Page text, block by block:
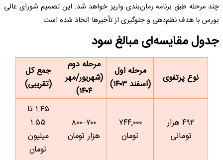
چند مرحله طبق برنامه زمان‌بندی واریز خواهد شد. این تصمیم شورای عالی
بورس با هدف نظم‌دهی و جلوگیری از تأخیرها اتخاذ شده است.
جدول مقایسه‌ای مبالغ سود
نوع پرتفوی
مرحله اول
(اسفند ۱۴۰۳)
مرحله دوم
(شهریور/مهر
۱۴۰۴)
جمع کل
(تقریبی)
۴۹۲ هزار
تومانی
۷۴۴,۰۰۰
تومان
۷۰۰–۸۰۰
هزار تومان
۱.۴۵ تا
۱.۵۵
میلیون
تومان